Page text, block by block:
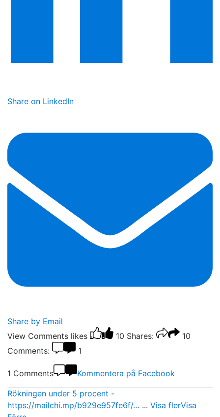
Share on LinkedIn
Share by Email
View Comments likes 10 Shares:
10
Comments:
1
1 Comments Kommentera på Facebook
Rökningen under 5 procent -
https://mailchi.mp/b929e957fe6f/… ... Visa flerVisa